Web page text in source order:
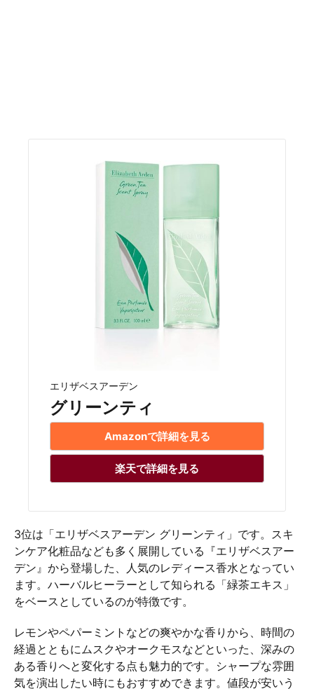
エリザベスアーデン
グリーンティ
Amazonで詳細を見る
楽天で詳細を見る
3位は「エリザベスアーデン グリーンティ」です。スキ
ンケア化粧品なども多く展開している『エリザベスアー
デン』から登場した、人気のレディース香水となってい
ます。ハーバルヒーラーとして知られる「緑茶エキス」
をベースとしているのが特徴です。
レモンやペパーミントなどの爽やかな香りから、時間の
経過とともにムスクやオークモスなどといった、深みの
ある香りへと変化する点も魅力的です。シャープな雰囲
気を演出したい時にもおすすめできます。値段が安いう